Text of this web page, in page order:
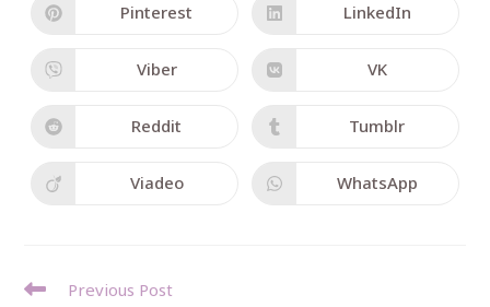
Pinterest LinkedIn
Viber VK
Reddit Tumblr
Viadeo WhatsApp
Previous Post